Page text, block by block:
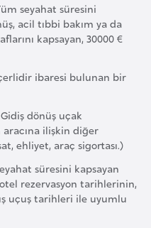
seyahat süresini
acil tıbbi bakım ya da
kapsayan, 30000 €
ibaresi bulunan bir
Gidiş dönüş uçak
aracına ilişkin diğer
ehliyet, araç sigortası.)
süresini kapsayan
rezervasyon tarihlerinin,
uçuş tarihleri ile uyumlu